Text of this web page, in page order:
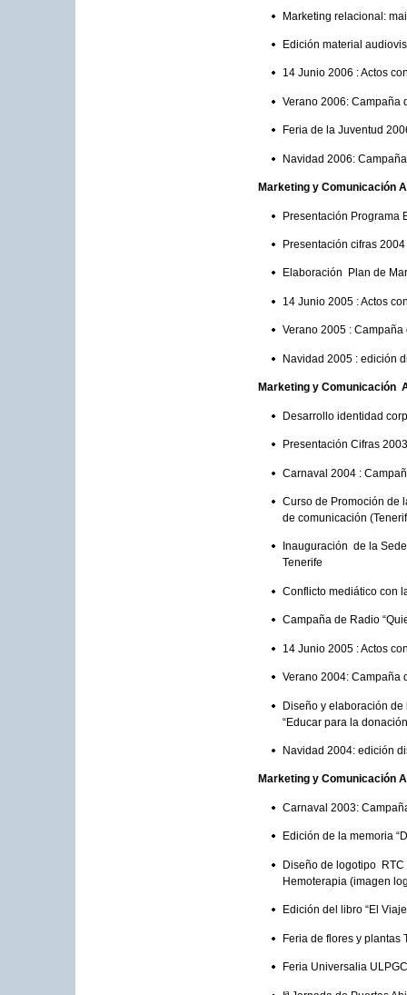
Marketing relacional:
Edición material
14 Junio 2006 : Actos
Verano 2006: Campaña
Feria de la Juventud
Navidad 2006:
Marketing y Comunicación
Presentación Programa
Presentación cifras
Elaboración Plan de
14 Junio 2005 : Actos
Verano 2005 : Campaña
Navidad 2005 : edición
Marketing y Comunicación
Desarrollo identidad
Presentación Cifras
Carnaval 2004 :
Curso de Promoción de
de comunicación
Inauguración de la
Tenerife
Conflicto mediático con
Campaña de Radio
14 Junio 2005 : Actos
Verano 2004: Campaña
Diseño y elaboración
“Educar para la
Navidad 2004: edición
Marketing y Comunicación
Carnaval 2003:
Edición de la memoria
Diseño de logotipo
Hemoterapia (imagen
Edición del libro “El
Feria de flores y plantas
Feria Universalia